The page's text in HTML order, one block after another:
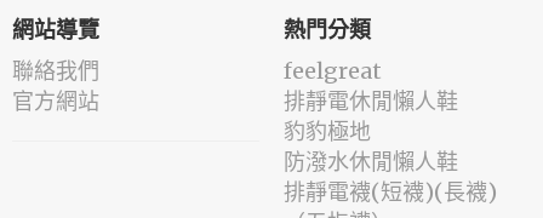
網站導覽
聯絡我們
官方網站
熱門分類
feelgreat
排靜電休閒懶人鞋
豹豹極地
防潑水休閒懶人鞋
排靜電襪(短襪)(長襪)